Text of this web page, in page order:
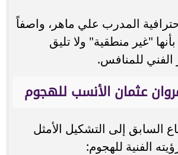
المدرب علي ماهر، واصفاً
"غير منطقية" ولا تليق
للمنافس.
عثمان الأنسب للهجوم
السابق إلى التشكيل الأمثل
الفنية للهجوم: